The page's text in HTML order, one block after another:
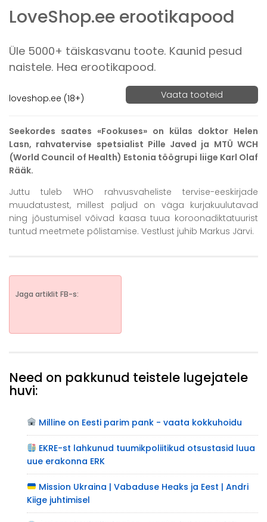
LoveShop.ee erootikapood
Üle 5000+ täiskasvanu toote. Kaunid pesud
naistele. Hea erootikapood.
loveshop.ee (18+) Vaata tooteid
Seekordes saates «Fookuses» on külas doktor Helen
Lasn, rahvatervise spetsialist Pille Javed ja MTÜ WCH
(World Council of Health) Estonia töögrupi liige Karl Olaf
Rääk.
Juttu tuleb WHO rahvusvaheliste tervise-eeskirjade
muudatustest, millest paljud on väga kurjakuulutavad
ning jõustumisel võivad kaasa tuua koroonadiktatuurist
tuntud meetmete põlistamise. Vestlust juhib Markus Järvi.
Jaga artiklit FB-s:
Need on pakkunud teistele lugejatele
huvi:
Milline on Eesti parim pank - vaata kokkuhoidu
EKRE-st lahkunud tuumikpoliitikud otsustasid luua
uue erakonna ERK
Mission Ukraina | Vabaduse Heaks ja Eest | Andri
Kiige juhtimisel